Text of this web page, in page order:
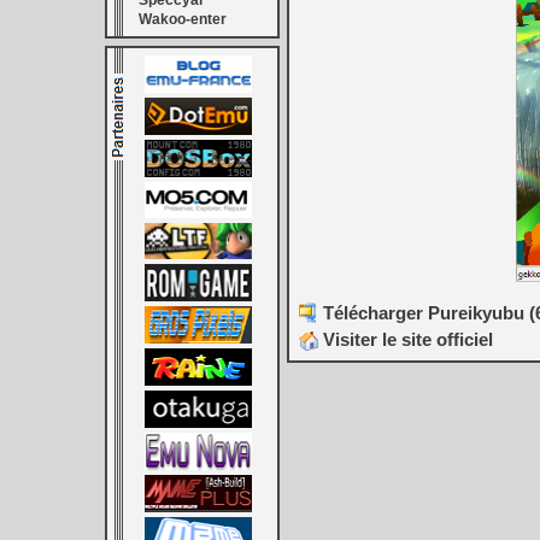
Wakoo-enter
Télécharger Pureikyubu
Visiter le site officiel